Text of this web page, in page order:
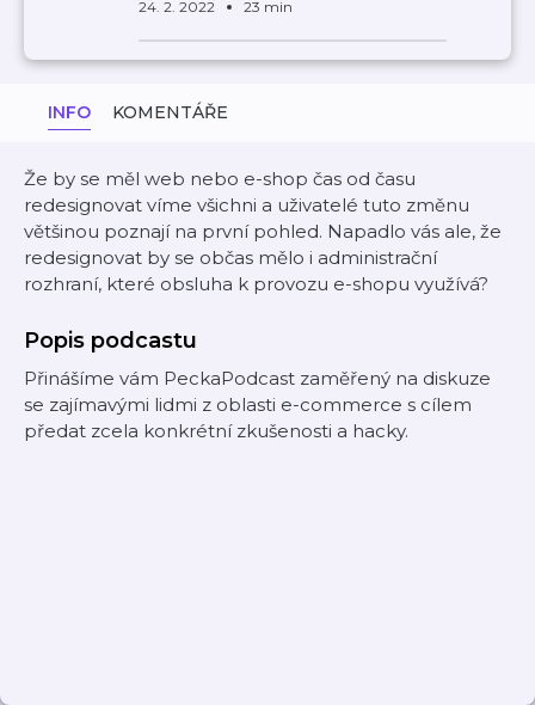
24. 2. 2022 23 min
INFO KOMENTÁŘE
Že by se měl web nebo e-shop čas od času
redesignovat víme všichni a uživatelé tuto změnu
většinou poznají na první pohled. Napadlo vás ale, že
redesignovat by se občas mělo i administrační
rozhraní, které obsluha k provozu e-shopu využívá?
Popis podcastu
Přinášíme vám PeckaPodcast zaměřený na diskuze
se zajímavými lidmi z oblasti e-commerce s cílem
předat zcela konkrétní zkušenosti a hacky.